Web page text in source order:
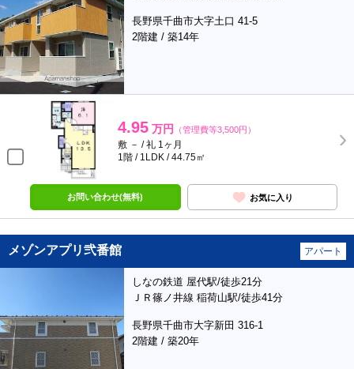
長野県千曲市大字土口 41-5
2階建 / 築14年
4.95 万円 （管理費等3,500円）
敷 － / 礼 1ヶ月
1階 / 1LDK / 44.75㎡
お問い合わせ(無料) お気に入り
メゾンアプリ弐番館 アパート
しなの鉄道 屋代駅/徒歩21分
ＪＲ篠ノ井線 稲荷山駅/徒歩41分
長野県千曲市大字新田 316-1
2階建 / 築20年